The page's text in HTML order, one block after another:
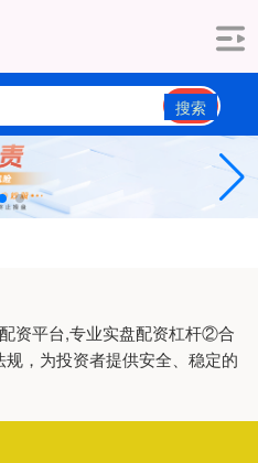
搜索
资平台,专业实盘配资杠杆②合
，为投资者提供安全、稳定的